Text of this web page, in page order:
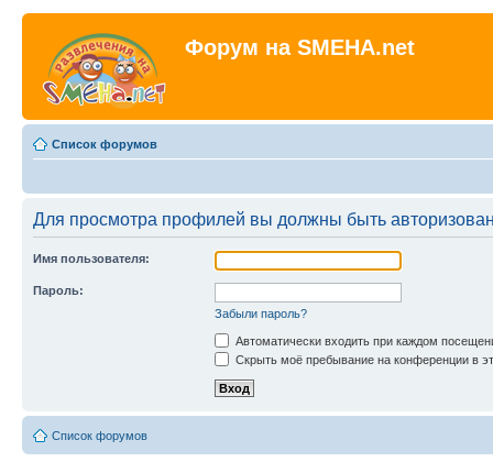
Форум на SMEHA.net
Список форумов
Для просмотра профилей вы должны быть
Имя пользователя:
Пароль:
Забыли пароль?
Автоматически входить при каждом
Скрыть моё пребывание на конференции в
Список форумов